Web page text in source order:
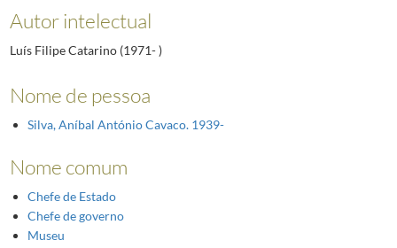
Autor intelectual
Luís Filipe Catarino (1971- )
Nome de pessoa
Silva, Aníbal António Cavaco. 1939-
Nome comum
Chefe de Estado
Chefe de governo
Museu